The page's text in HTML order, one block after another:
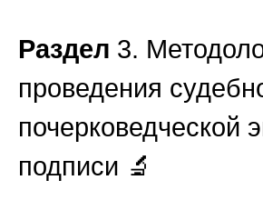
Раздел 3.
проведения
почерковедческой
подписи 🔬